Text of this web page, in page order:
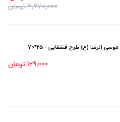
2٬670٬000 تومان
الرضا (ع) طرح قشقایی - 25*70
129٬000 تومان